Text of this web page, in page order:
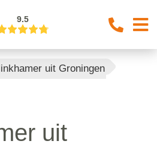
9.5
uit Groningen
uit